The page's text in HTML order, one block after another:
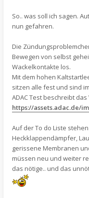
So.. was soll ich sagen.
nun gefahren.
Die
Bewegen von selbst
Wackelkontakte los.
Mit dem hohen
sitzen alle fest und sind
ADAC Test beschreibt
https://assets.adac.de/
Auf der To do Liste
Heckklappendämpfer,
gerissene Membranen
müssen neu und weiter
das nötige.. und das